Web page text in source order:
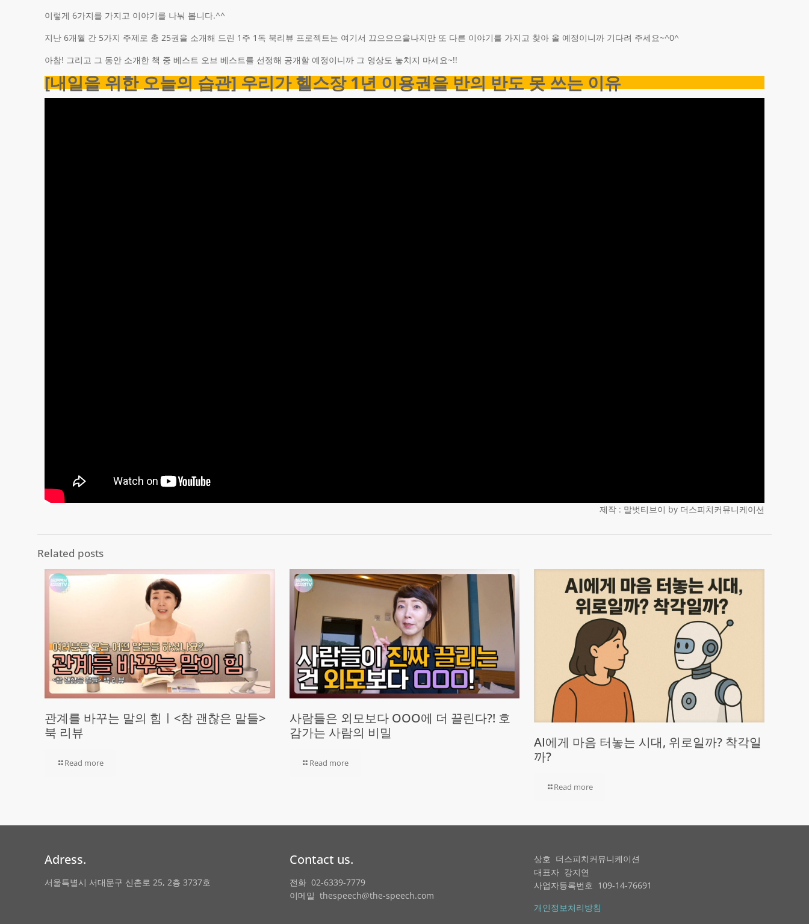
이렇게 6가지를 가지고 이야기를 나눠 봅니다.^^
지난 6개월 간 5가지 주제로 총 25권을 소개해 드린 1주 1독 북리뷰 프로젝트는 여기서 끄으으으읕나지만 또 다른 이야기를 가지고 찾아 올 예정이니까 기다려 주세요~^0^
아참! 그리고 그 동안 소개한 책 중 베스트 오브 베스트를 선정해 공개할 예정이니까 그 영상도 놓치지 마세요~!!
[내일을 위한 오늘의 습관] 우리가 헬스장 1년 이용권을 반의 반도 못 쓰는 이유
제작 : 말벗티브이 by 더스피치커뮤니케이션
Related posts
관계를 바꾸는 말의 힘ㅣ<참 괜찮은 말들>
북 리뷰
Read more
사람들은 외모보다 OOO에 더 끌린다?! 호
감가는 사람의 비밀
Read more
AI에게 마음 터놓는 시대, 위로일까? 착각일
까?
Read more
Adress.
서울특별시 서대문구 신촌로 25, 2층 3737호
Contact us.
전화 02-6339-7779
이메일 thespeech@the-speech.com
상호 더스피치커뮤니케이션
대표자 강지연
사업자등록번호 109-14-76691
개인정보처리방침